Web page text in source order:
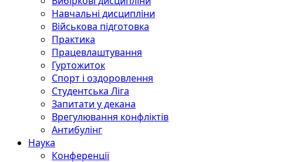
Навчальні дисципліни
Військова підготовка
Практика
Працевлаштування
Гуртожиток
Спорт і оздоровлення
Студентська Ліга
Запитати у декана
Врегулювання конфліктів
Антибулінг
Наука
Конференції